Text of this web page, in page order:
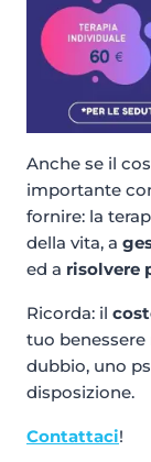
Anche se il
importante
fornire: la
della vita, a
ed a risolvere
Ricorda: il
tuo
dubbio, uno
disposizione.
Contattaci!